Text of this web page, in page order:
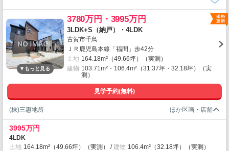
3780万円・3995万円
3LDK+S（納戸）・4LDK
古賀市千鳥
ＪＲ鹿児島本線「福間」歩42分
土地 164.18m²（49.66坪）（実測）
建物 103.71m²・106.4m²（31.37坪・32.18坪）（実
測）
見学予約(無料)
(株)三惠地所
3995万円
4LDK
土地 164.18m²（49.66坪）（実測） 建物 106.4m²（32.18坪）（実測）